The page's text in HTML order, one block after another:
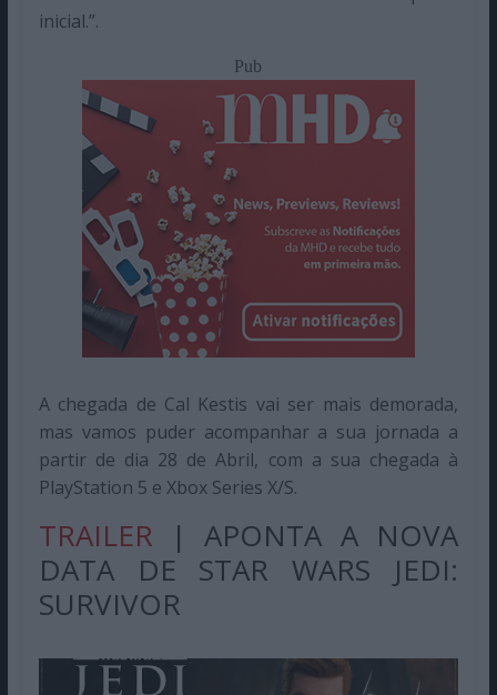
inicial.”.
Pub
A chegada de Cal Kestis vai ser mais demorada,
mas vamos puder acompanhar a sua jornada a
partir de dia 28 de Abril, com a sua chegada à
PlayStation 5 e Xbox Series X/S.
TRAILER | APONTA A NOVA
DATA DE STAR WARS JEDI:
SURVIVOR